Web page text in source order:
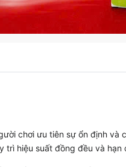
chơi ưu tiên sự ổn định
hiệu suất đồng đều và